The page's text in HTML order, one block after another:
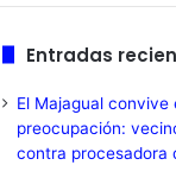
Entradas
El Majagual
preocupación:
contra procesadora